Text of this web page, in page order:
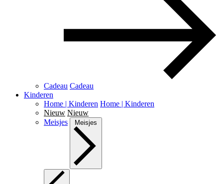
Cadeau Cadeau
Kinderen
Home | Kinderen Home | Kinderen
Nieuw Nieuw
Meisjes
Meisjes